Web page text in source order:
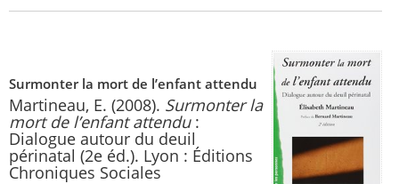
Surmonter la mort de l’enfant attendu
Martineau, E. (2008). Surmonter la
mort de l’enfant attendu:
Dialogue autour du deuil
périnatal (2e éd.). Lyon : Éditions
Chroniques Sociales